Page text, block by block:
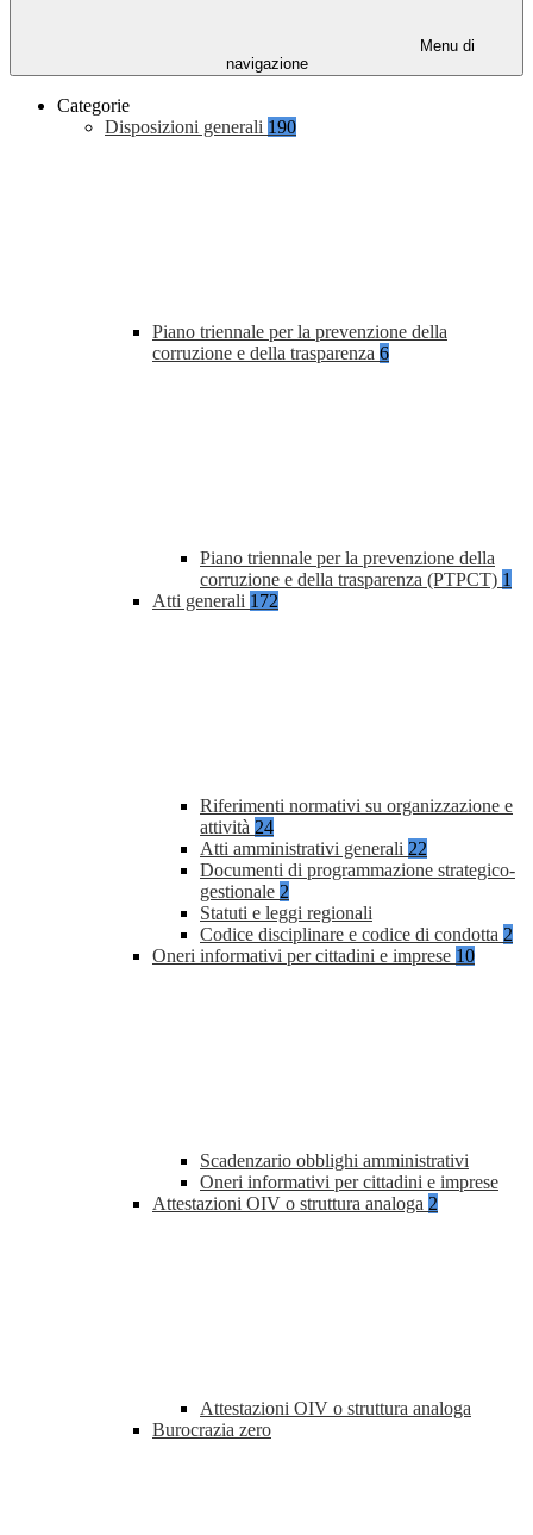
Menu di
navigazione
Categorie
Disposizioni generali 190
Piano triennale per la prevenzione della
corruzione e della trasparenza 6
Piano triennale per la prevenzione della
corruzione e della trasparenza (PTPCT) 1
Atti generali 172
Riferimenti normativi su organizzazione e
attività 24
Atti amministrativi generali 22
Documenti di programmazione strategico-
gestionale 2
Statuti e leggi regionali
Codice disciplinare e codice di condotta 2
Oneri informativi per cittadini e imprese 10
Scadenzario obblighi amministrativi
Oneri informativi per cittadini e imprese
Attestazioni OIV o struttura analoga 2
Attestazioni OIV o struttura analoga
Burocrazia zero